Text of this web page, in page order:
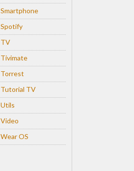
Smartphone
Spotify
TV
Tivimate
Torrest
Tutorial TV
Utils
Video
Wear OS